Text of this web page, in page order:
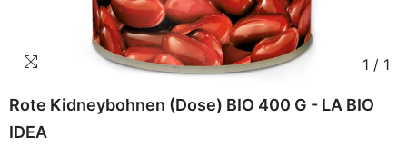
1 / 1
Rote Kidneybohnen (Dose) BIO 400 G - LA BIO
IDEA